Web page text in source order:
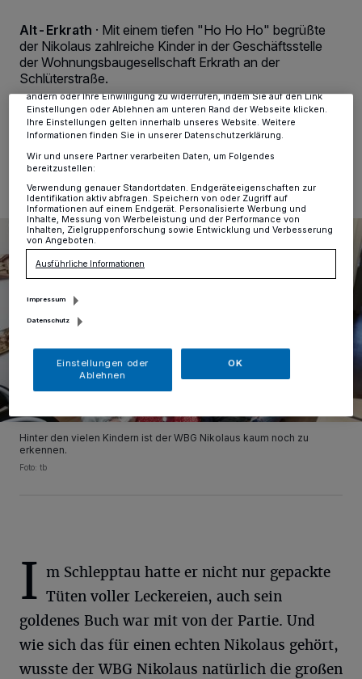
Alt-Erkrath · Mit einem tiefen "Ho Ho Ho" begrüßte
der Nikolaus zahlreiche Kinder in der Geschäftsstelle
der Wohnungsbaugesellschaft Erkrath an der
Schlüterstraße.
Hinter den vielen Kindern ist der WBG Nikolaus kaum noch zu
erkennen.
Foto: tb
I m Schlepptau hatte er nicht nur gepackte
Tüten voller Leckereien, auch sein
goldenes Buch war mit von der Partie. Und
wie sich das für einen echten Nikolaus gehört,
wusste der WBG Nikolaus natürlich die großen
Tracking-Technologien für die unter „Wir und unsere Partner
verarbeiten Daten, um Ihnen Dienste bereitzustellen“ aufgeführten
Zwecke. Wenn Tracker deaktiviert sind, sind manche Inhalte und
Anzeigen möglicherweise nicht mehr so relevant für Sie. Sie können
dieses Menü jederzeit wieder aufrufen, um Ihre Einstellungen zu
ändern oder Ihre Einwilligung zu widerrufen, indem Sie auf den Link
Einstellungen oder Ablehnen am unteren Rand der Webseite klicken.
Ihre Einstellungen gelten innerhalb unseres Website. Weitere
Informationen finden Sie in unserer Datenschutzerklärung.
Wir und unsere Partner verarbeiten Daten, um Folgendes
bereitzustellen:
Verwendung genauer Standortdaten. Endgeräteeigenschaften zur
Identifikation aktiv abfragen. Speichern von oder Zugriff auf
Informationen auf einem Endgerät. Personalisierte Werbung und
Inhalte, Messung von Werbeleistung und der Performance von
Inhalten, Zielgruppenforschung sowie Entwicklung und Verbesserung
von Angeboten.
Ausführliche Informationen
Impressum
Datenschutz
Einstellungen oder
Ablehnen
OK